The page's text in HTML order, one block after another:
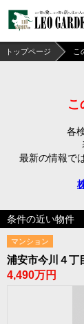
トップページ こ
こ
各
最新の情報で
条件の近い物件
マンション
浦安市今川４丁
4,490万円